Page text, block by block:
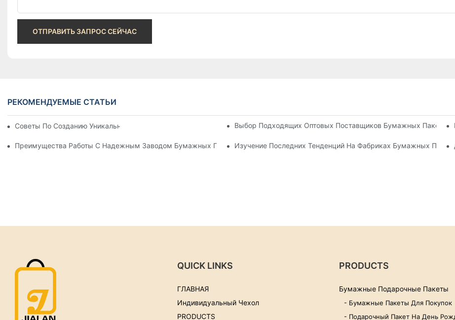
ОТПРАВИТЬ ЗАПРОС СЕЙЧАС
РЕКОМЕНДУЕМЫЕ СТАТЬИ
Советы По Созданию Уникальных Бумажных Пакетов На Заказ Выбор Подходящих Оптовых Поставщиков Бумажных
Преимущества Работы С Надежным Заводом Бумажных Подарочных ПакетовИзучение Последних Тенденций На Фабриках Бумажных
QUICK LINKS
ГЛАВНАЯ
Индивидуальный Чехол
PRODUCTS
PRODUCTS
Бумажные Подарочные Пакеты
- Бумажные Пакеты Для Покупок
- Подарочный Пакет На День